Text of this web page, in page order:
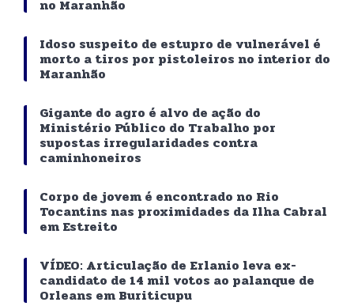
no Maranhão
Idoso suspeito de estupro de vulnerável é
morto a tiros por pistoleiros no interior do
Maranhão
Gigante do agro é alvo de ação do
Ministério Público do Trabalho por
supostas irregularidades contra
caminhoneiros
Corpo de jovem é encontrado no Rio
Tocantins nas proximidades da Ilha Cabral
em Estreito
VÍDEO: Articulação de Erlanio leva ex-
candidato de 14 mil votos ao palanque de
Orleans em Buriticupu